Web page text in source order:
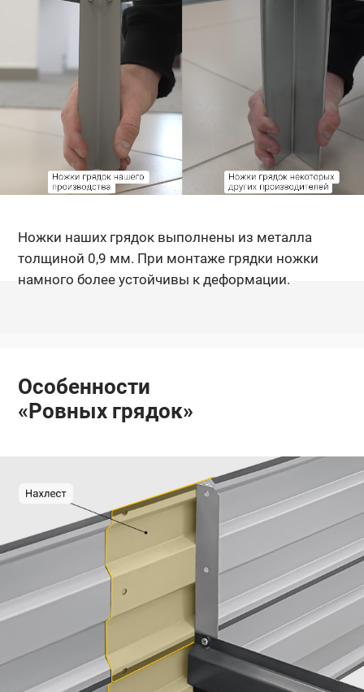
Ножки наших грядок выполнены из металла
толщиной 0,9 мм. При монтаже грядки ножки
намного более устойчивы к деформации.
Особенности
«Ровных грядок»